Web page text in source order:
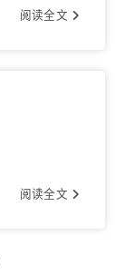
阅读全文
阅读全文